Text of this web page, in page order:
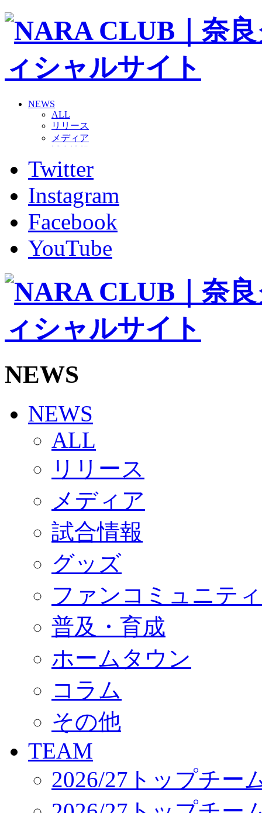
NEWS
ALL
リリース
メディア
グッズ
ファンコミュニティ
ホームタウン
コラム
その他
TEAM
2026/27トップチーム
2026/27トップチームスタッフ
バモス
チアダンススクール
ボランティアチーム「volundeer」
ビクトリーロード
HOMEGAME
観戦ルール＆マナー
Jリーグ運営管理規定
写真・動画使用ガイドライン
SCHEDULE
2026/27
練習見学時のファンサービスについて
TICKET
奈良クラブ明治安田J3リーグ2026/27シーズン試
奈良クラブ明治安田Ｊ3リーグ 2026/27シーズン「
観戦ルール＆マナー
2026/27ファンコミュニティ
サポートショップ
GOODS
オフィシャルストア（実店舗）
オンラインストア
ACADEMY
アカデミーについて
コーチ&スタッフ
ジュニア
ジュニアユース
ユース
練習拠点（ナラディーア）
SCHOOL
CLUB
パートナー募集
クラブ理念
サステナビリティ
Web制作支援
応援プロジェクト
Twitter
Instagram
Facebook
YouTube
NEWS
NEWS
ALL
リリース
メディア
試合情報
グッズ
ファンコミュニティ
普及・育成
ホームタウン
コラム
その他
TEAM
2026/27トップチー